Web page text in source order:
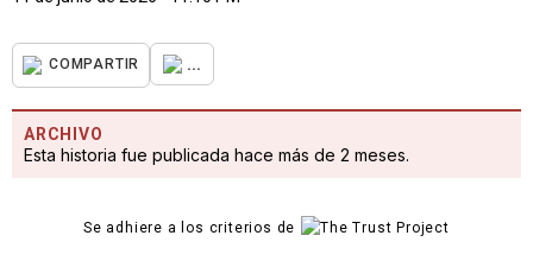
COMPARTIR ...
ARCHIVO
Esta historia fue publicada hace más de 2 meses.
Se adhiere a los criterios de